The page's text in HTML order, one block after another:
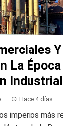
La
Industrial
Hace 4 días
imperios más